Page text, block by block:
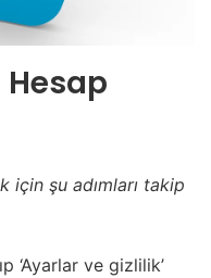
için şu adımları takip
‘Ayarlar ve gizlilik’